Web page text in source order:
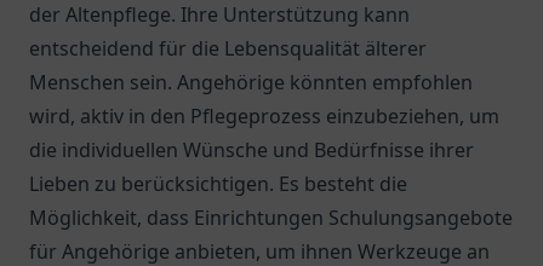
der Altenpflege. Ihre Unterstützung kann
entscheidend für die Lebensqualität älterer
Menschen sein. Angehörige könnten empfohlen
wird, aktiv in den Pflegeprozess einzubeziehen, um
die individuellen Wünsche und Bedürfnisse ihrer
Lieben zu berücksichtigen. Es besteht die
Möglichkeit, dass Einrichtungen Schulungsangebote
für Angehörige anbieten, um ihnen Werkzeuge an